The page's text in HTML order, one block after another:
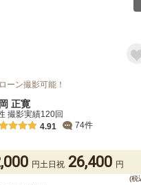
ーン撮影可能！
正寛
撮影実績120回
4.91
74件
円土日祝 26,400 円